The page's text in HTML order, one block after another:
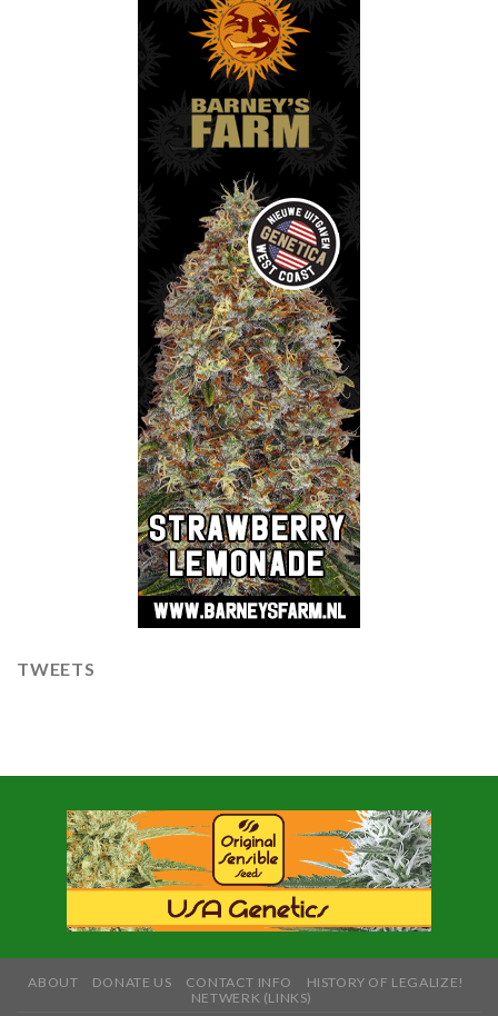
TWEETS
ABOUT DONATE US CONTACT INFO
HISTORY OF LEGALIZE!
NETWERK (LINKS)